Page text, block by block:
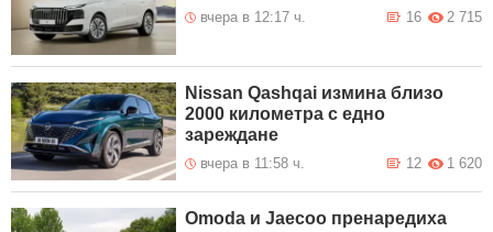
вчера в 12:17 ч. 2 715
16
Nissan Qashqai измина близо
2000 километра с едно
зареждане
вчера в 11:58 ч. 1 620
12
Omoda и Jaecoo пренаредиха